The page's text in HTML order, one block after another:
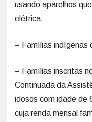
usando aparelhos
elétrica.
– Famílias indígenas
– Famílias inscritas
Continuada da
idosos com idade de
cuja renda mensal